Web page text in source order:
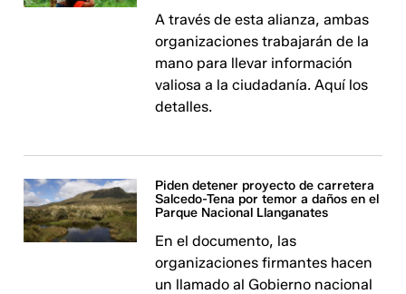
A través de esta alianza, ambas
organizaciones trabajarán de la
mano para llevar información
valiosa a la ciudadanía. Aquí los
detalles.
Piden detener proyecto de carretera
Salcedo-Tena por temor a daños en el
Parque Nacional Llanganates
En el documento, las
organizaciones firmantes hacen
un llamado al Gobierno nacional